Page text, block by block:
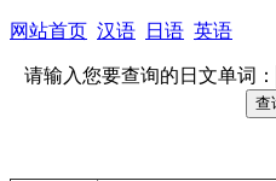
网站首页 汉语 日语 英语
请输入您要查询的日文单词：